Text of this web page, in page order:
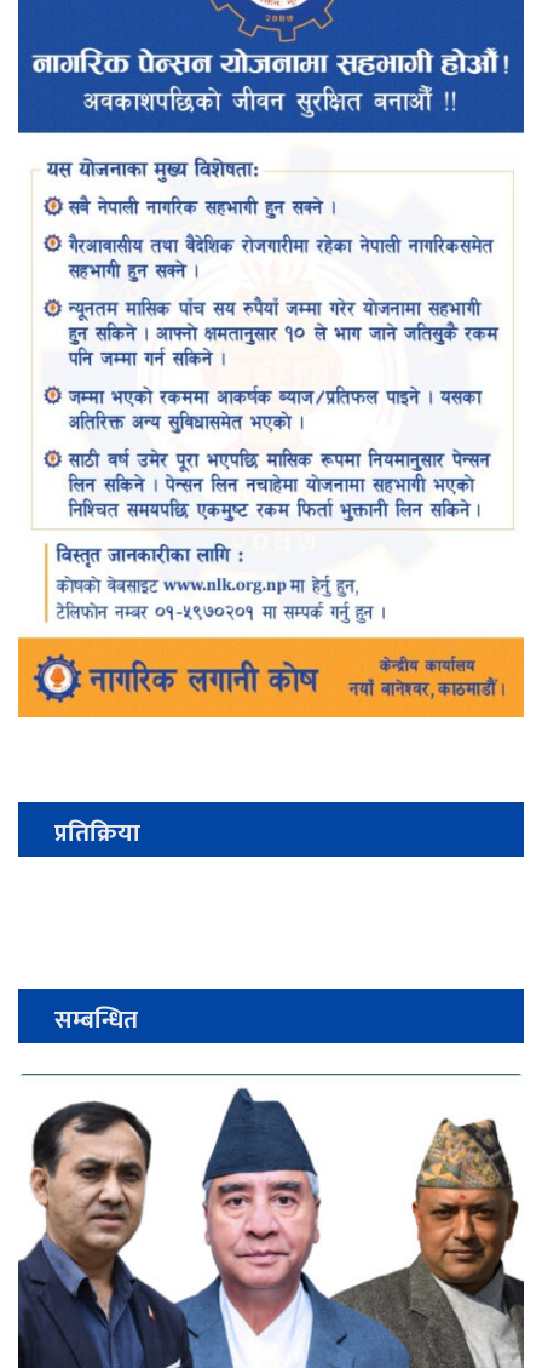
प्रतिक्रिया
सम्बन्धित